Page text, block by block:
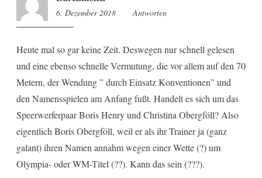
6. Dezember 2018 11:52
Antworten
Heute mal so gar keine Zeit. Deswegen nur schnell gelesen
und eine ebenso schnelle Vermutung, die vor allem auf den 70
Metern, der Wendung ” durch Einsatz Konventionen” und
den Namensspielen am Anfang fußt. Handelt es sich um das
Speerwerferpaar Boris Henry und Christina Obergföll? Also
eigentlich Boris Obergföll, weil er als ihr Trainer ja (ganz
galant) ihren Namen annahm wegen einer Wette (?) um
Olympia- oder WM-Titel (??). Kann das sein (???).